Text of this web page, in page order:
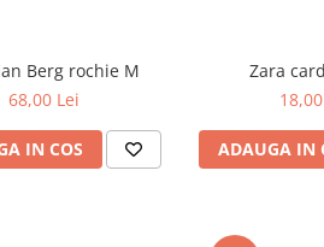
Christian Berg rochie M
68,00 Lei
IN COS ADAUGA IN